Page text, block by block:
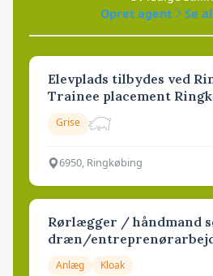
Opret agent
Se
Elevplads tilbydes ved
Trainee placement
Grise
6950, Ringkøbing
Rørlægger / håndmand
dræn/
Anlæg Kloak